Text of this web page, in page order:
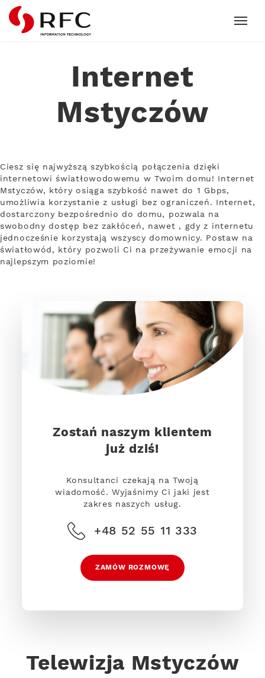
RFC
Internet
Mstyczów
Ciesz się najwyższą szybkością połączenia dzięki
internetowi światłowodowemu w Twoim domu! Internet
Mstyczów, który osiąga szybkość nawet do 1 Gbps,
umożliwia korzystanie z usługi bez ograniczeń. Internet,
dostarczony bezpośrednio do domu, pozwala na
swobodny dostęp bez zakłóceń, nawet , gdy z internetu
jednocześnie korzystają wszyscy domownicy. Postaw na
światłowód, który pozwoli Ci na przeżywanie emocji na
najlepszym poziomie!
Zostań naszym klientem
już dziś!
Konsultanci czekają na Twoją
wiadomość. Wyjaśnimy Ci jaki jest
zakres naszych usług.
+48 52 55 11 333
ZAMÓW ROZMOWĘ
Telewizja Mstyczów